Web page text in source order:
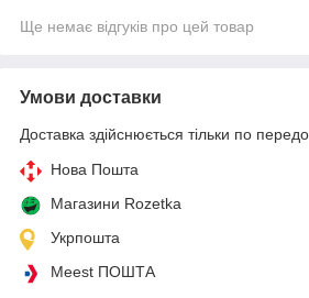
Ще немає відгуків про цей товар
Умови доставки
Доставка здійснюється тільки по
Нова Пошта
Магазини Rozetka
Укрпошта
Meest ПОШТА